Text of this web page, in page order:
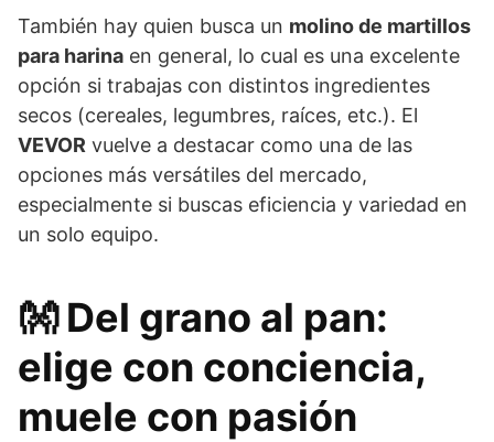
También hay quien busca un molino de martillos
para harina en general, lo cual es una excelente
opción si trabajas con distintos ingredientes
secos (cereales, legumbres, raíces, etc.). El
VEVOR vuelve a destacar como una de las
opciones más versátiles del mercado,
especialmente si buscas eficiencia y variedad en
un solo equipo.
👐 Del grano al pan:
elige con conciencia,
muele con pasión